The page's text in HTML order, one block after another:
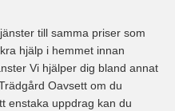
till samma priser som
hjälp i hemmet innan
Vi hjälper dig bland annat
Oavsett om du
enstaka uppdrag kan du